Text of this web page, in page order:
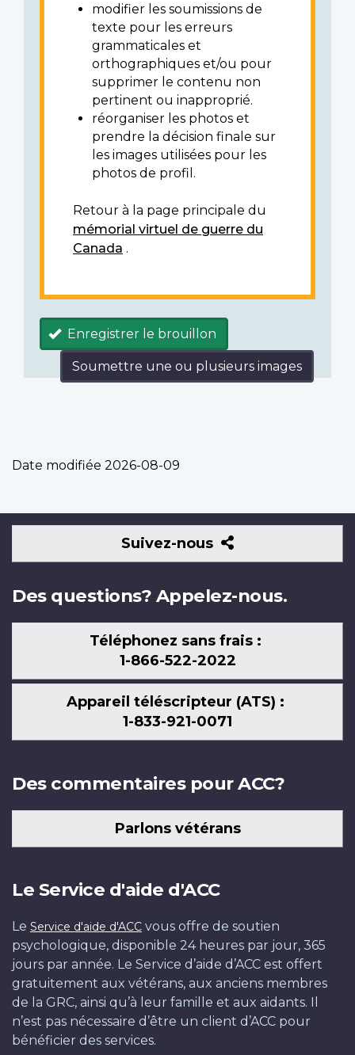
modifier les soumissions de
texte pour les erreurs
grammaticales et
orthographiques et/ou pour
supprimer le contenu non
pertinent ou inapproprié.
réorganiser les photos et
prendre la décision finale sur
les images utilisées pour les
photos de profil.
Retour à la page principale du
mémorial virtuel de guerre du
Canada .
Enregistrer le brouillon
Soumettre une ou plusieurs images
Date modifiée 2026-08-09
Suivez-nous
Suivez-
nous
Des questions? Appelez-nous.
Téléphonez sans frais :
1-866-522-2022
Appareil téléscripteur (ATS) :
1-833-921-0071
Des commentaires pour ACC?
Parlons vétérans
Le Service d'aide d'ACC
Le Service d'aide d'ACC vous offre de soutien
psychologique, disponible 24 heures par jour, 365
jours par année. Le Service d’aide d’ACC est offert
gratuitement aux vétérans, aux anciens membres
de la GRC, ainsi qu’à leur famille et aux aidants. Il
n’est pas nécessaire d’être un client d’ACC pour
bénéficier des services.